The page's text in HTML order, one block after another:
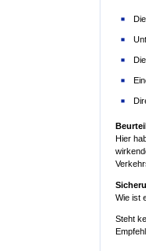
Hier
Wie ist
Steht